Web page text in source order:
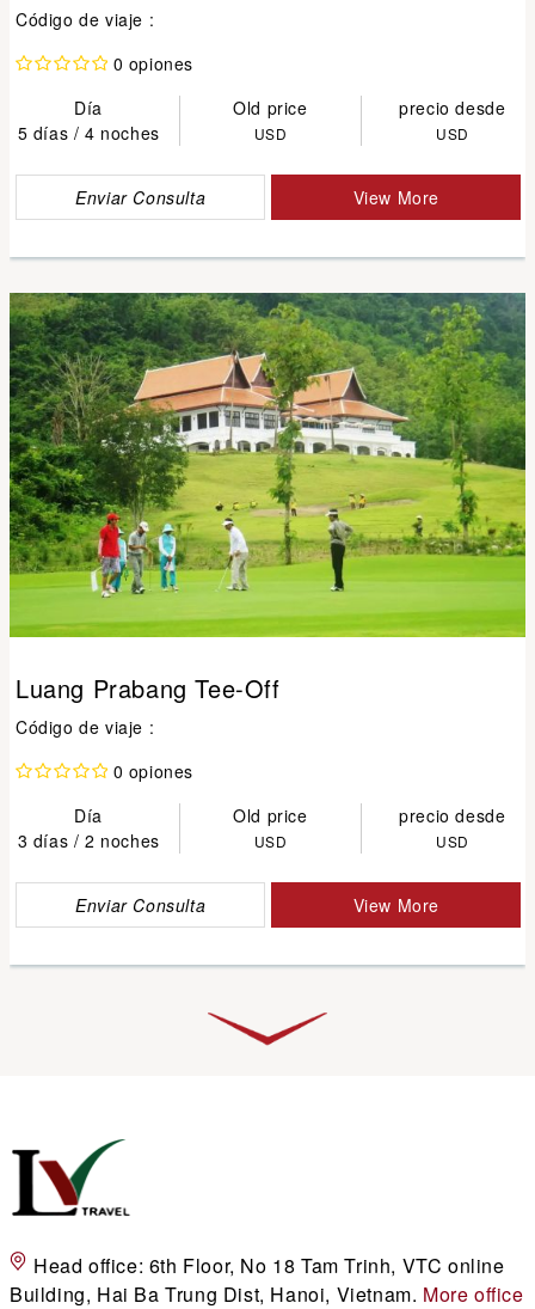
Código de viaje :
0 opiones
Día
Old price
precio desde
5 días / 4 noches
USD USD
Enviar Consulta View More
Luang Prabang Tee-Off
Código de viaje :
0 opiones
Día
Old price
precio desde
3 días / 2 noches
USD USD
Enviar Consulta View More
Head office: 6th Floor, No 18 Tam Trinh, VTC online
Building, Hai Ba Trung Dist, Hanoi, Vietnam. More office